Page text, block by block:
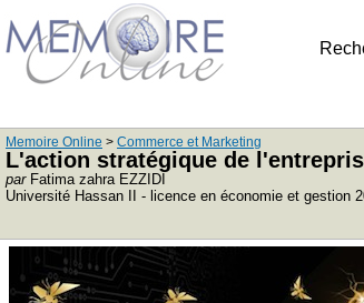
Memoire Online > Commerce et Marketing
L'action stratégique de
parFatima zahra EZZIDI
Université Hassan II - licence en économie et gestion